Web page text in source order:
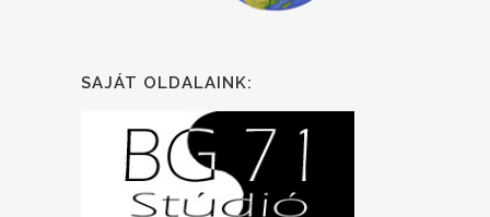
SAJÁT OLDALAINK: